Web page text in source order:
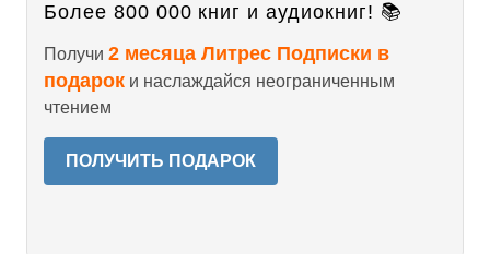
Более 800 000 книг и аудиокниг! 📚
Получи 2 месяца Литрес Подписки в
подарок и наслаждайся неограниченным
чтением
ПОЛУЧИТЬ ПОДАРОК